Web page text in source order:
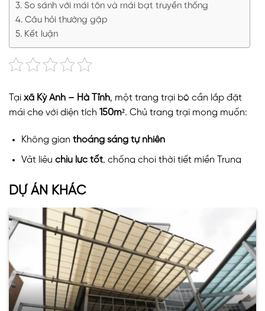
So sánh với mái tôn và mái bạt truyền thống
Câu hỏi thường gặp
Kết luận
Tại xã Kỳ Anh – Hà Tĩnh, một trang trại bò cần lắp đặt
mái che với diện tích 150m². Chủ trang trại mong muốn:
Không gian thoáng sáng tự nhiên
Vật liệu chịu lực tốt, chống chọi thời tiết miền Trung
Giữ được nhiệt độ dễ chịu
Giải pháp tối ưu chính làtấm SL Polycarbonate đặc
ruột 8mm màu trắng trong– sản phẩm được
Vinaspc
cung cấp chính hãng.
Ưu điểm của tấm SL Polycarbonate đặc 8mm
trắng trong
DỰ ÁN KHÁC